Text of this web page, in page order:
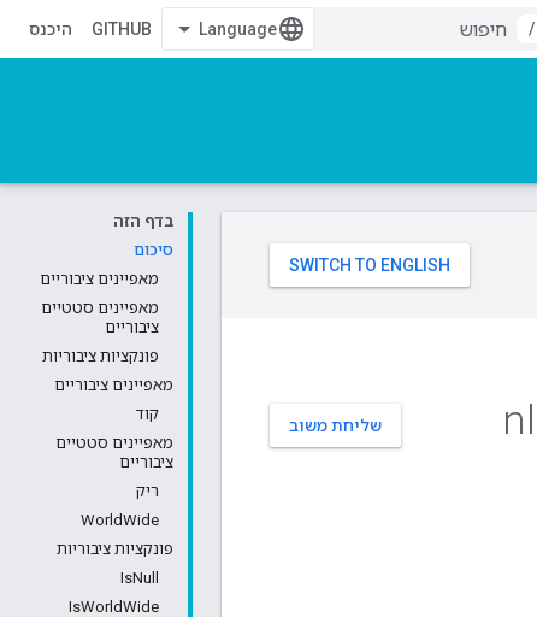
/
GITHUB היכנס
בדף הזה
סיכום
מאפיינים ציבוריים
מאפיינים סטטיים
ציבוריים
פונקציות ציבוריות
מאפיינים ציבוריים
קוד
מאפיינים סטטיים
ציבוריים
ריק
WorldWide
פונקציות ציבוריות
IsNull
IsWorldWide
שליחת משוב nl